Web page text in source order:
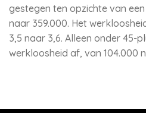
gestegen ten opzichte van
naar 359.000. Het
3,5 naar 3,6. Alleen onder 45-
werkloosheid af, van 104.000